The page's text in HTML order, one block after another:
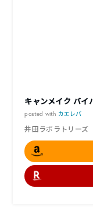
キャンメイク バイ
posted with カエレバ
井田ラボラトリーズ